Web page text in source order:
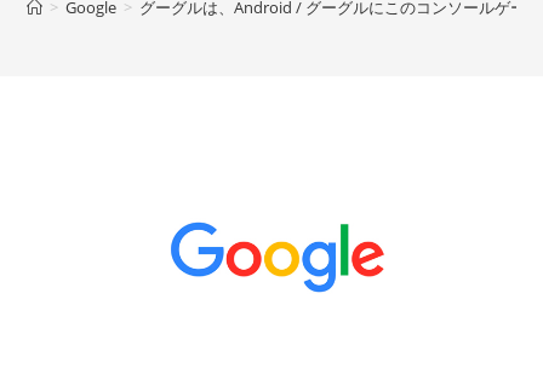
> Google > グーグルは、Android / グーグルにこのコンソールゲー